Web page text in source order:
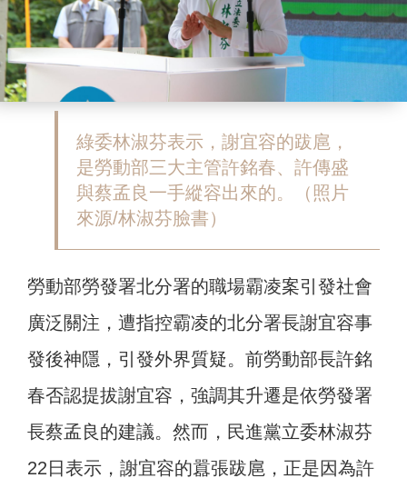
綠委林淑芬表示，謝宜容的跋扈，
是勞動部三大主管許銘春、許傳盛
與蔡孟良一手縱容出來的。（照片
來源/林淑芬臉書）
勞動部勞發署北分署的職場霸凌案引發社會
廣泛關注，遭指控霸凌的北分署長謝宜容事
發後神隱，引發外界質疑。前勞動部長許銘
春否認提拔謝宜容，強調其升遷是依勞發署
長蔡孟良的建議。然而，民進黨立委林淑芬
22日表示，謝宜容的囂張跋扈，正是因為許